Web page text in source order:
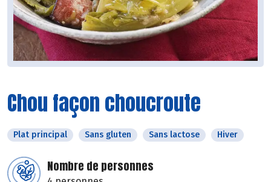
Chou façon choucroute
Plat principal Sans gluten Sans lactose Hiver
Nombre de personnes